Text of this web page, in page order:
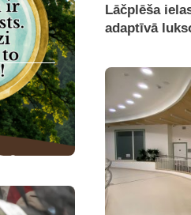
Lāčplēša
adaptīvā